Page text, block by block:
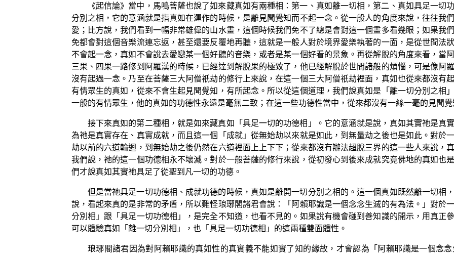
《起信論》當中，馬鳴菩薩也說了如來藏真如有兩種相：第一、真如離一切相，第二、真如具足一切
分別之相，它的意涵就是指真如在運作的時候，是離見聞覺知而不起一念。從一般人的角度來說，往往我
愛；比方說，我們看到一幅非常雄偉的山水畫，這個時候我們免不了總是會對這一個畫多看幾眼；如果我
免都會對這個音樂流連忘返，甚至還要反覆地再聽，這就是一般人對於境界愛樂執著的一面，是從世間法
不會起一念，真如不會說去愛戀某一個好聽的音樂，或者是某一個好看的景象。再從解脫的角度來看，當
三果、四果一路修到阿羅漢的時候，已經達到解脫果的極致了，他已經解脫於世間諸般的煩惱，可是像阿
沒有起過一念。乃至在菩薩三大阿僧祇劫的修行上來說，在這一個三大阿僧祇劫裡面，真如也從來都沒有
有情眾生的真如，從來不會生起見聞覺知，有所起念。所以從這個道理，我們說真如是「離一切分別之相
一般的有情眾生，他的真如的功德性永遠是毫無二致；在這一些功德性當中，從來都沒有一絲一毫的見聞
接下來真如的第二種相，就是如來藏真如「具足一切的功德相」。它的意涵就是說，真如其實祂是真
為祂是真實存在、真實成就，而且這一個「成就」從無始劫以來就是如此，到無量劫之後也是如此。對於
劫以前的六道輪迴，到無始劫之後仍然在六道裡面上上下下；從來都沒有辦法超脫三界的這一些人來說，
我們說，祂的這一個功德相永不壞滅。對於一般菩薩的修行來說，從初發心到後來成就究竟佛地的真如也
們才說真如其實祂具足了從聖到凡一切的功德。
但是當祂具足一切功德相、成就功德的時候，真如是離開一切分別之相的。這一個真如既然離一切相
說，看起來真的是非常的矛盾，所以難怪琅琊閣諸君會說：「阿賴耶識是一個念念生滅的有為法。」對於
分別相」跟「具足一切功德相」，是完全不知道，也看不見的。如果說有機會碰到善知識的開示，用真正
可以體驗真如「離一切分別相」，也「具足一切功德相」的這兩種雙面體性。
琅琊閣諸君因為對阿賴耶識的真如性的真實義不能如實了知的緣故，才會認為「阿賴耶識是一個念